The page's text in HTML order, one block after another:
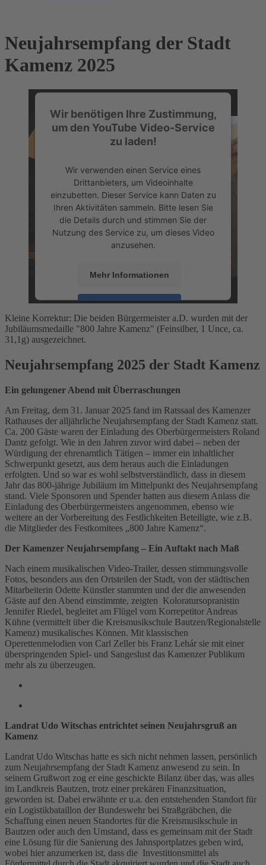
Neujahrsempfang der Stadt
Kamenz 2025
Wir benötigen Ihre Zustimmung,
um den YouTube Video-Service
zu laden!
Wir verwenden einen Service eines
Drittanbieters, um Videoinhalte
einzubetten. Dieser Service kann Daten zu
Ihren Aktivitäten sammeln. Bitte lesen Sie
die Details durch und stimmen Sie der
Nutzung des Service zu, um dieses Video
anzusehen.
Mehr Informationen
Akzeptieren
powered byUsercentrics Consent
Management Platform
Kleine Korrektur: Die beiden Bürgermeister a.D. wurden mit der
Jubiläumsmedaille "800 Jahre Kamenz" (Feinsilber, 1 Unce, ca.
31,1g) ausgezeichnet.
Neujahrsempfang 2025 der Stadt Kamenz
Ein gelungener Abend mit Überraschungen
Am Freitag, dem 31. Januar 2025 fand im Ratssaal des Kamenzer
Rathauses der alljährliche Neujahrsempfang der Stadt Kamenz statt.
Ca. 200 Gäste waren der Einladung des Oberbürgermeisters Roland
Dantz gefolgt. Wie in den Jahren zuvor wird dabei – neben der
Würdigung der ehrenamtlich Tätigen – immer ein inhaltlicher
Schwerpunkt gesetzt, aus dem heraus auch die Einladungen
erfolgten. Und so war es wohl selbstverständlich, dass in diesem
Jahr das 800-jährige Jubiläum im Mittelpunkt des Neujahrsempfang
stand. Viele Sponsoren und Spender hatten aus diesem Anlass die
Einladung des Oberbürgermeisters angenommen, ebenso wie
weitere an der Vorbereitung des Festlichkeiten Beteiligte, wie z.B.
die Mitglieder des Festkomitees „800 Jahre Kamenz“.
Der Kamenzer Neujahrsempfang – Ein Auftakt nach Maß
Nach einem musikalischen Video-Trailer, dessen stimmungsvolle
Fotos, besonders aus den Ortsteilen der Stadt, von der städtischen
Mitarbeiterin Odette Künstler stammten und der die anwesenden
Gäste auf den Abend einstimmte, zeigten Koloratursopranistin
Jennifer Riedel, begleitet am Flügel vom Korrepetitor Andreas
Kühne (vermittelt über die Kreismusikschule Bautzen/Regionalstelle
Kamenz) musikalisches Können. Mit klassischen
Operettenmelodien von Carl Zeller bis Franz Lehár sie mit einer
überspringenden Spiel- und Sangeslust das Kamenzer Publikum
mehr als zu überzeugen.
Landrat Udo Witschas entrichtet seinen Neujahrsgruß an
Kamenz
Landrat Udo Witschas hatte es sich nicht nehmen lassen, persönlich
zum Neujahrsempfang der Stadt Kamenz anwesend zu sein. In
seinem Grußwort zog er eine geschickte Bilanz über das, was alles
im Landkreis Bautzen, trotz einer prekären Finanzsituation,
geworden ist. Dabei erwähnte er u.a. den entstehenden Standort für
ein Logistikbataillon der Bundeswehr bei Straßgräbchen, die
Schaffung einen neuen Standortes für die Kreismusikschule in
Bautzen oder auch den Umstand, dass es gemeinsam mit der Stadt
eine Lösung für die Sanierung des Jahnsportplatzes geben wird,
wobei hier anzumerken ist, dass die Investitionsmittel als